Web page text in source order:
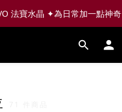
法寶水晶 ✦為日常加一點神奇